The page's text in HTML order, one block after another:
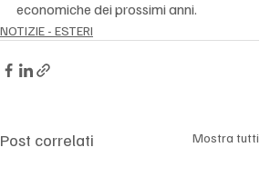
economiche dei prossimi anni.
NOTIZIE - ESTERI
Post correlati Mostra tutti